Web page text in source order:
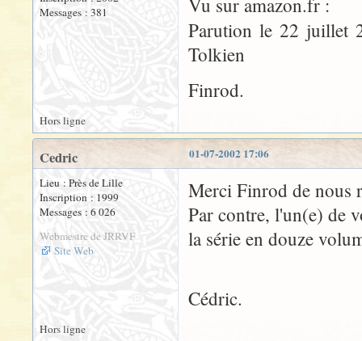
Messages : 381
Vu sur amazon.fr :
Parution le 22 juillet
Tolkien
Finrod.
Hors ligne
01-07-2002 17:06
Cedric
Lieu : Près de Lille
Inscription : 1999
Messages : 6 026
Webmestre de JRRVF
Site Web
Merci Finrod de nous
Par contre, l'un(e) de
la série en douze
Cédric.
Hors ligne